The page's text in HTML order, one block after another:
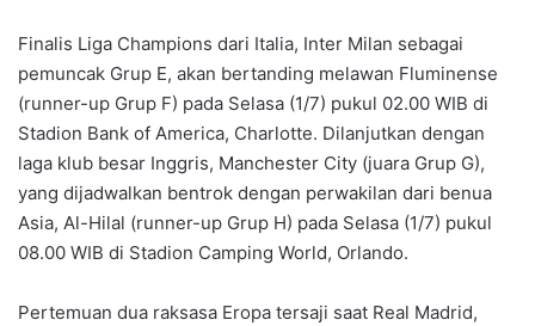
Finalis Liga Champions dari Italia, Inter Milan sebagai
pemuncak Grup E, akan bertanding melawan Fluminense
(runner-up Grup F) pada Selasa (1/7) pukul 02.00 WIB di
Stadion Bank of America, Charlotte. Dilanjutkan dengan
laga klub besar Inggris, Manchester City (juara Grup G),
yang dijadwalkan bentrok dengan perwakilan dari benua
Asia, Al-Hilal (runner-up Grup H) pada Selasa (1/7) pukul
08.00 WIB di Stadion Camping World, Orlando.
Pertemuan dua raksasa Eropa tersaji saat Real Madrid,